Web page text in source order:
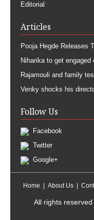
Editorial
Articles
Pooja Hegde Releases
Niharika to get engaged
Rajamouli and family
Venky shocks his
Follow Us
Facebook
Twitter
Google+
Home About Us
All rights reserved